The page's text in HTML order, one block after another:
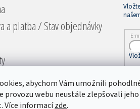
abychom Vám umožnili
provozu webu neustále zlepšovali
Více informacízde.
a platba / Stav objednávky
a vrácení
podmínky
E-